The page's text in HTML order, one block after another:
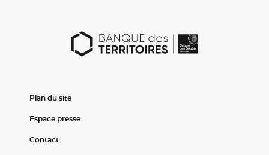
Plan du site
Espace presse
Contact